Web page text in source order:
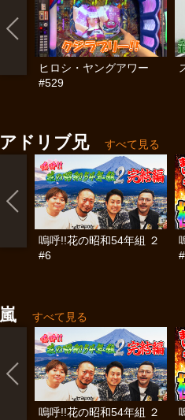
ヒロシ・ヤングアワー
#529
アドリブ兄 すべて見る
嗚呼!!花の昭和54年組 ２
#6
嵐 すべて見る
嗚呼!!花の昭和54年組 ２